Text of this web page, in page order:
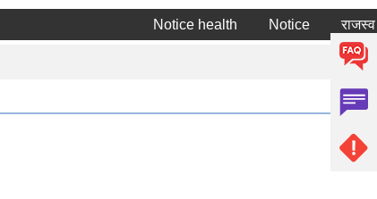
Notice health Notice राजस्व